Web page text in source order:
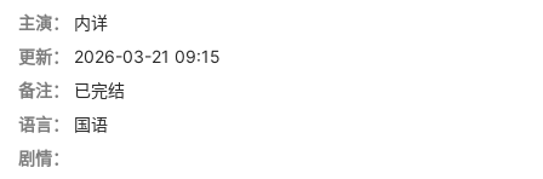
主演：
内详
更新：
2026-03-21 09:15
备注：
已完结
语言：
国语
剧情：